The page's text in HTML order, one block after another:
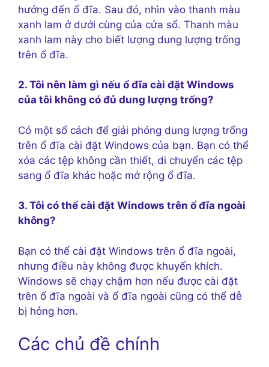
hướng đến ổ đĩa. Sau đó, nhìn vào thanh màu
xanh lam ở dưới cùng của cửa sổ. Thanh màu
xanh lam này cho biết lượng dung lượng trống
trên ổ đĩa.
2. Tôi nên làm gì nếu ổ đĩa cài đặt Windows
của tôi không có đủ dung lượng trống?
Có một số cách để giải phóng dung lượng trống
trên ổ đĩa cài đặt Windows của bạn. Bạn có thể
xóa các tệp không cần thiết, di chuyển các tệp
sang ổ đĩa khác hoặc mở rộng ổ đĩa.
3. Tôi có thể cài đặt Windows trên ổ đĩa ngoài
không?
Bạn có thể cài đặt Windows trên ổ đĩa ngoài,
nhưng điều này không được khuyến khích.
Windows sẽ chạy chậm hơn nếu được cài đặt
trên ổ đĩa ngoài và ổ đĩa ngoài cũng có thể dễ
bị hỏng hơn.
Các chủ đề chính